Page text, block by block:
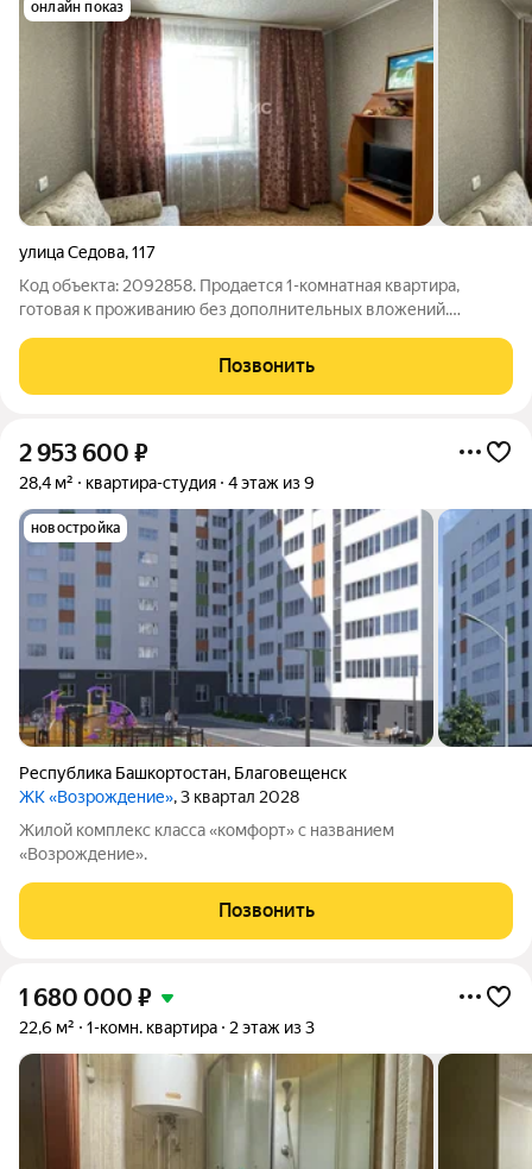
онлайн показ
улица Седова,117
Код объекта: 2092858. Продается 1-комнатная квартира,
готовая к проживанию без дополнительных вложений.
Комнаты правильной формы
Позвонить
2 953 600 ₽
28,4 м² квартира-студия 4 этаж из 9
новостройка
Республика Башкортостан, Благовещенск
ЖК «Возрождение», 3 квартал 2028
Жилой комплекс класса «комфорт» с названием
«Возрождение».
Позвонить
1 680 000 ₽
22,6 м² 1-комн. квартира 2 этаж из 3